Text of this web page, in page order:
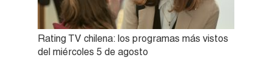
Rating TV chilena: los programas más vistos
del miércoles 5 de agosto